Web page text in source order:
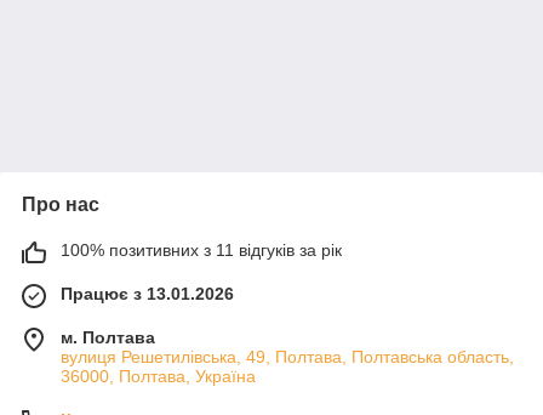
Про нас
100% позитивних з 11 відгуків за рік
Працює з 13.01.2026
м. Полтава
вулиця Решетилівська, 49, Полтава, Полтавська область,
36000, Полтава, Україна